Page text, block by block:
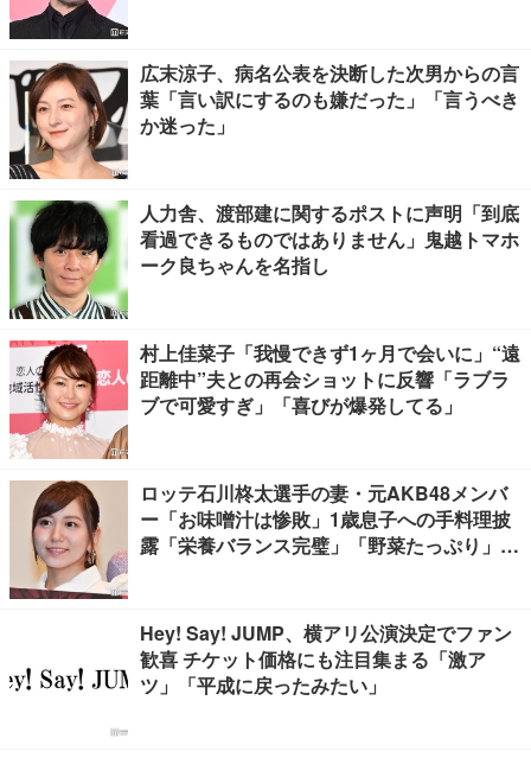
広末涼子、病名公表を決断した次男からの言
葉「言い訳にするのも嫌だった」「言うべき
か迷った」
人力舎、渡部建に関するポストに声明「到底
看過できるものではありません」鬼越トマホ
ーク良ちゃんを名指し
村上佳菜子「我慢できず1ヶ月で会いに」“遠
距離中”夫との再会ショットに反響「ラブラ
ブで可愛すぎ」「喜びが爆発してる」
ロッテ石川柊太選手の妻・元AKB48メンバ
ー「お味噌汁は惨敗」1歳息子への手料理披
露「栄養バランス完璧」「野菜たっぷり」の
Hey! Say! JUMP、横アリ公演決定でファン
歓喜 チケット価格にも注目集まる「激ア
ツ」「平成に戻ったみたい」